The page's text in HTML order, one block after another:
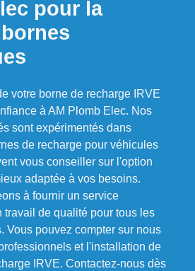
pour la
votre borne de recharge IRVE
à AM Plomb Elec. Nos
sont expérimentés dans
de recharge pour véhicules
vous conseiller sur l'option
adaptée à vos besoins.
à fournir un service
travail de qualité pour tous les
Vous pouvez compter sur nous
et l'installation de
IRVE. Contactez-nous dès